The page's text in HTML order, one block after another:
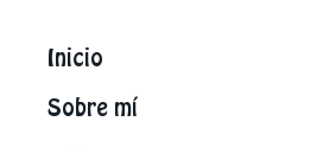
Inicio
Sobre mí